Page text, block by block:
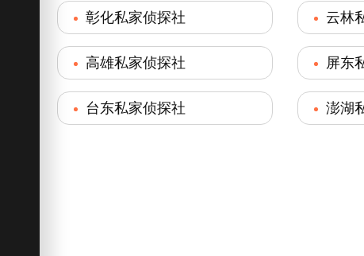
彰化私家侦探社 云林
高雄私家侦探社 屏东
台东私家侦探社 澎湖